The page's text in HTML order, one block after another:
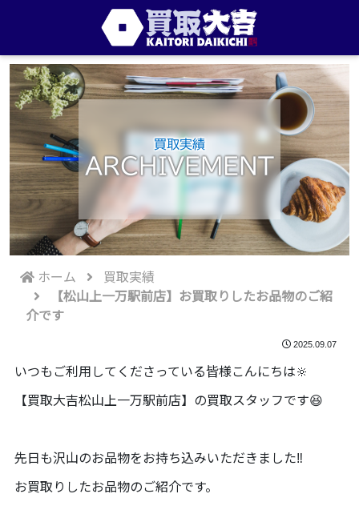
買取実績
ARCHIVEMENT
ホーム
買取実績
【松山上一万駅前店】お買取りしたお品物のご紹
介です
2025.09.07
いつもご利用してくださっている皆様こんにちは🔆
【買取大吉松山上一万駅前店】の買取スタッフです😆
先日も沢山のお品物をお持ち込みいただきました‼️
お買取りしたお品物のご紹介です。